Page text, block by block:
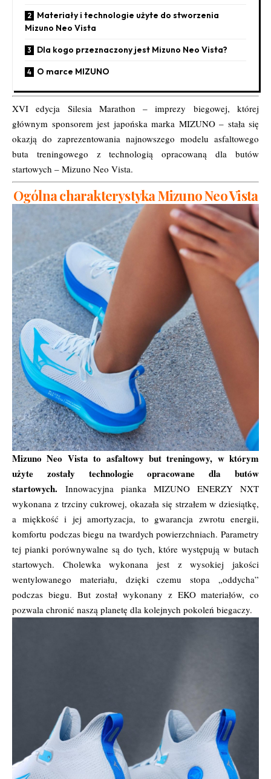
Materiały i technologie użyte do stworzenia
Mizuno Neo Vista
Dla kogo przeznaczony jest Mizuno Neo Vista?
O marce MIZUNO
XVI edycja Silesia Marathon – imprezy biegowej, której
głównym sponsorem jest japońska marka MIZUNO – stała się
okazją do zaprezentowania najnowszego modelu asfaltowego
buta treningowego z technologią opracowaną dla butów
startowych – Mizuno Neo Vista.
Ogólna charakterystyka Mizuno Neo Vista
Mizuno Neo Vista to asfaltowy but treningowy, w którym
użyte zostały technologie opracowane dla butów
startowych. Innowacyjna pianka MIZUNO ENERZY NXT
wykonana z trzciny cukrowej, okazała się strzałem w dziesiątkę,
a miękkość i jej amortyzacja, to gwarancja zwrotu energii,
komfortu podczas biegu na twardych powierzchniach. Parametry
tej pianki porównywalne są do tych, które występują w butach
startowych. Cholewka wykonana jest z wysokiej jakości
wentylowanego materiału, dzięki czemu stopa „oddycha”
podczas biegu. But został wykonany z EKO materiałów, co
pozwala chronić naszą planetę dla kolejnych pokoleń biegaczy.